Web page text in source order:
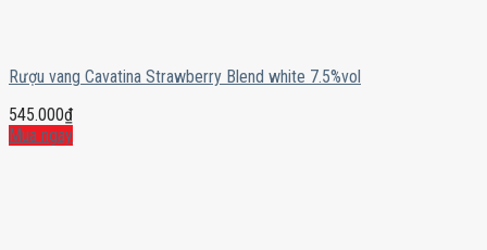
Rượu vang Cavatina Strawberry Blend white 7.5%vol
545.000₫
Mua ngay